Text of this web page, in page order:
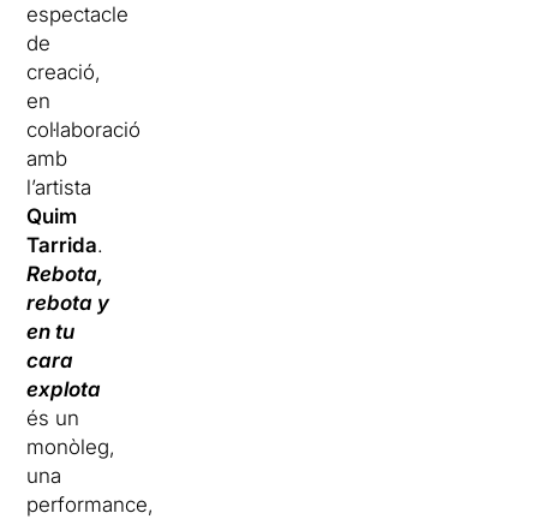
espectacle
de
creació,
en
col·laboració
amb
l’artista
Quim
Tarrida.
Rebota,
rebota y
en tu
cara
explota
és un
monòleg,
una
performance,